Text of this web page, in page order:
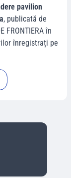
pavilion
, publicată de
FRONTIERAîn
înregistrați pe